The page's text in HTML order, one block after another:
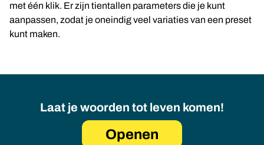
met één klik. Er zijn tientallen parameters die je kunt
aanpassen, zodat je oneindig veel variaties van een preset
kunt maken.
Laat je woorden tot leven komen!
Openen